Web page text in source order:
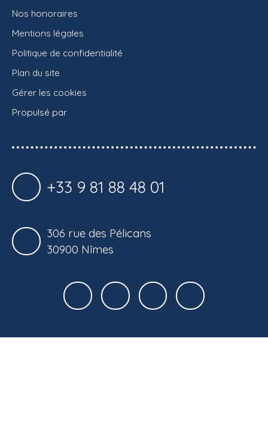
Nos honoraires
Mentions légales
Politique de confidentialité
Plan du site
Gérer les cookies
Propulsé par
+33 9 81 88 48 01
306 rue des Pélicans
30900 Nîmes